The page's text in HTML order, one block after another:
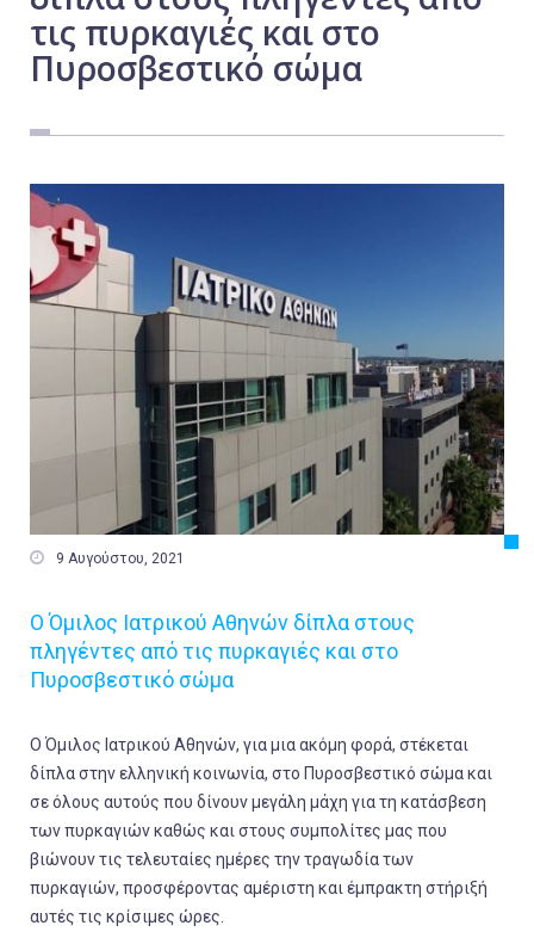
τις πυρκαγιές και στο
Πυροσβεστικό σώμα
 9 Αυγούστου, 2021
Ο Όμιλος Ιατρικού Αθηνών δίπλα στους
πληγέντες από τις πυρκαγιές και στο
Πυροσβεστικό σώμα
Ο Όμιλος Ιατρικού Αθηνών, για μια ακόμη φορά, στέκεται
δίπλα στην ελληνική κοινωνία, στο Πυροσβεστικό σώμα και
σε όλους αυτούς που δίνουν μεγάλη μάχη για τη κατάσβεση
των πυρκαγιών καθώς και στους συμπολίτες μας που
βιώνουν τις τελευταίες ημέρες την τραγωδία των
πυρκαγιών, προσφέροντας αμέριστη και έμπρακτη στήριξή
αυτές τις κρίσιμες ώρες.
Εργασία
Ελλάδα
Αγροτικά
Αθλητικά
Αστυνομικό Δελτίο